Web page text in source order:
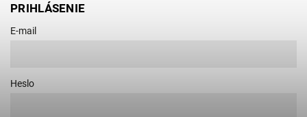
PRIHLÁSENIE
E-mail
Heslo